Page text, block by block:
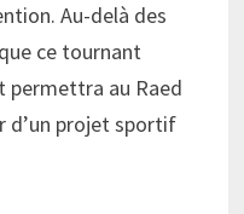
Au-delà des
ce tournant
permettra au Raed
d’un projet sportif